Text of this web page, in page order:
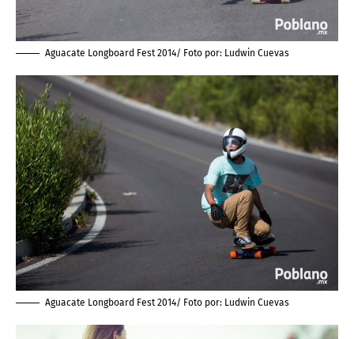
Aguacate Longboard Fest 2014/ Foto por: Ludwin Cuevas
Aguacate Longboard Fest 2014/ Foto por: Ludwin Cuevas